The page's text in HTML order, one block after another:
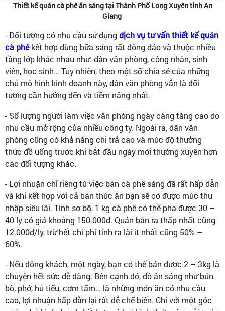
Thiết kế quán cà phê ăn sáng tại Thành Phố Long Xuyên tỉnh An
Giang
- Đối tượng có nhu cầu sử dụng dịch vụ tư vấn thiết kế quán
cà phêkết hợp dùng bữa sáng rất đông đảo và thuộc nhiều
tầng lớp khác nhau như: dân văn phòng, công nhân, sinh
viên, học sinh… Tuy nhiên, theo một số chia sẻ của những
chủ mô hình kinh doanh này, dân văn phòng vẫn là đối
tượng cần hướng đến và tiềm năng nhất.
- Số lượng người làm việc văn phòng ngày càng tăng cao do
nhu cầu mở rộng của nhiều công ty. Ngoài ra, dân văn
phòng cũng có khả năng chi trả cao và mức độ thưởng
thức đồ uống trước khi bắt đầu ngày mới thường xuyên hơn
các đối tượng khác.
- Lợi nhuận chỉ riêng từ việc bán cà phê sáng đã rất hấp dẫn
và khi kết hợp với cả bán thức ăn bạn sẽ có được mức thu
nhập siêu lãi. Tính sơ bộ, 1 kg cà phê có thể pha được 30 –
40 ly có giá khoảng 150.000đ. Quán bán ra thấp nhất cũng
12.000đ/ly, trừ hết chi phí tính ra lãi ít nhất cũng 50% –
60%.
- Nếu đông khách, một ngày, bạn có thể bán được 2 – 3kg là
chuyện hết sức dễ dàng. Bên cạnh đó, đồ ăn sáng như bún
bò, phở, hủ tiếu, cơm tấm… là những món ăn có nhu cầu
cao, lợi nhuận hấp dẫn lại rất dễ chế biến. Chỉ với một góc